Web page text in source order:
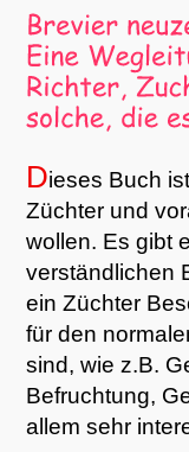
Dieses Buch
Züchter und
wollen. Es gibt
verständlichen
ein Züchter
für den
sind, wie z.B.
Befruchtung,
allem sehr